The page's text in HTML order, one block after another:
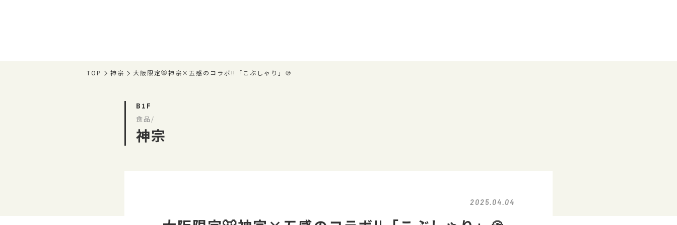
TOP 神宗 大阪限定🐯神宗×五感のコラボ‼️「こぶしゃり」🍪
B1F
食品/
神宗
2025.04.04